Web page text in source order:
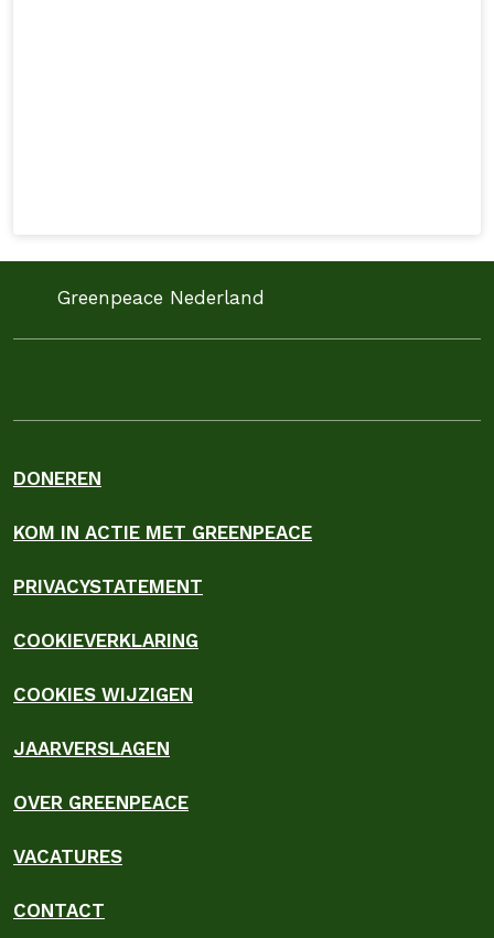
Greenpeace Nederland
DONEREN
KOM IN ACTIE MET GREENPEACE
PRIVACYSTATEMENT
COOKIEVERKLARING
COOKIES WIJZIGEN
JAARVERSLAGEN
OVER GREENPEACE
VACATURES
CONTACT